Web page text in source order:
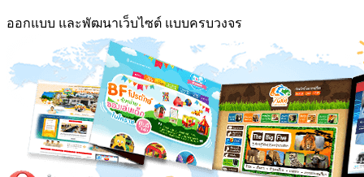
ออกแบบ และพัฒนาเว็บไซต์ แบบครบวงจร